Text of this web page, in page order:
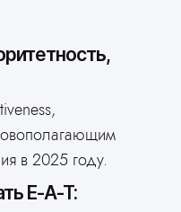
в 2025 году.
E-A-T: